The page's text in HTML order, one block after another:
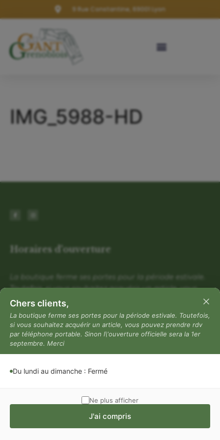
9 Rue Constantine, 69001 Lyon
IMG_5988-HD
Horaires d'ouverture
La boutique ferme ses portes pour la période estivale.
Toutefois, si vous souhaitez acquérir un article, vous
pouvez prendre rdv par téléphone portable. Sinon
l\'ouverture officielle sera la 1er septembre. Merci
Du lundi au dimanche : Fermé
Mentions légales
Politique de confidentialité
Chers clients,
La boutique ferme ses portes pour la période estivale. Toutefois,
si vous souhaitez acquérir un article, vous pouvez prendre rdv
par téléphone portable. Sinon l\'ouverture officielle sera la 1er
septembre. Merci
Du lundi au dimanche : Fermé
Ne plus afficher
J'ai compris